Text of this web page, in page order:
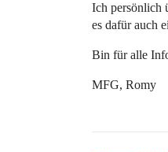
Ich persönlich
es dafür auch
Bin für alle
MFG, Romy